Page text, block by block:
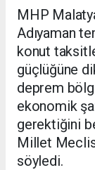
MHP
Adıyaman
konut
güçlüğüne
deprem
ekonomik
gerektiğini
Millet
söyledi.